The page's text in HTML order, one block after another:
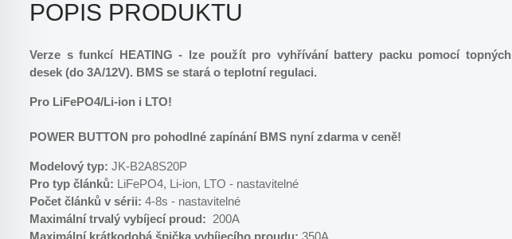
POPIS PRODUKTU
Verze s funkcí HEATING - lze použít pro vyhřívání battery packu pomocí topných
desek (do 3A/12V). BMS se stará o teplotní regulaci.
Pro LiFePO4/Li-ion i LTO!
POWER BUTTON pro pohodlné zapínání BMS nyní zdarma v ceně!
Modelový typ: JK-B2A8S20P
Pro typ článků: LiFePO4, Li-ion, LTO - nastavitelné
Počet článků v sérii: 4-8s - nastavitelné
Maximální trvalý vybíjecí proud: 200A
Maximální krátkodobá špička vybíjecího proudu: 350A